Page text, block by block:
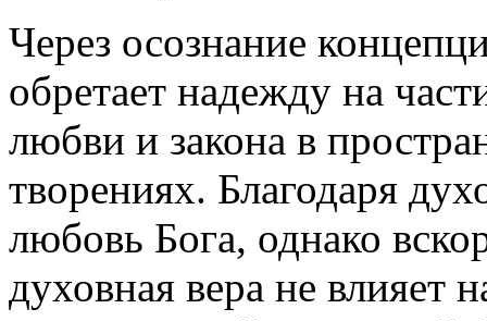
Через осознание
обретает надежду на
любви и закона в
творениях. Благодаря
любовь Бога, однако
духовная вера не влияет